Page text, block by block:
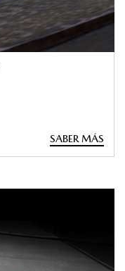
SABER MÁS